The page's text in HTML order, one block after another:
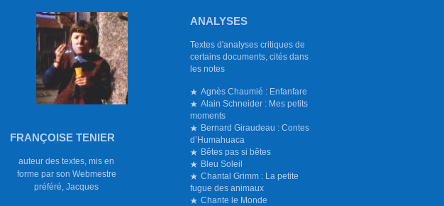
ANALYSES
Textes d'analyses critiques de
certains documents, cités dans
les notes
Agnès Chaumié : Enfanfare
Alain Schneider : Mes petits
moments
Bernard Giraudeau : Contes
d’Humahuaca
Bêtes pas si bêtes
Bleu Soleil
Chantal Grimm : La petite
fugue des animaux
Chante le Monde
FRANÇOISE TENIER
auteur des textes, mis en
forme par son Webmestre
préféré, Jacques